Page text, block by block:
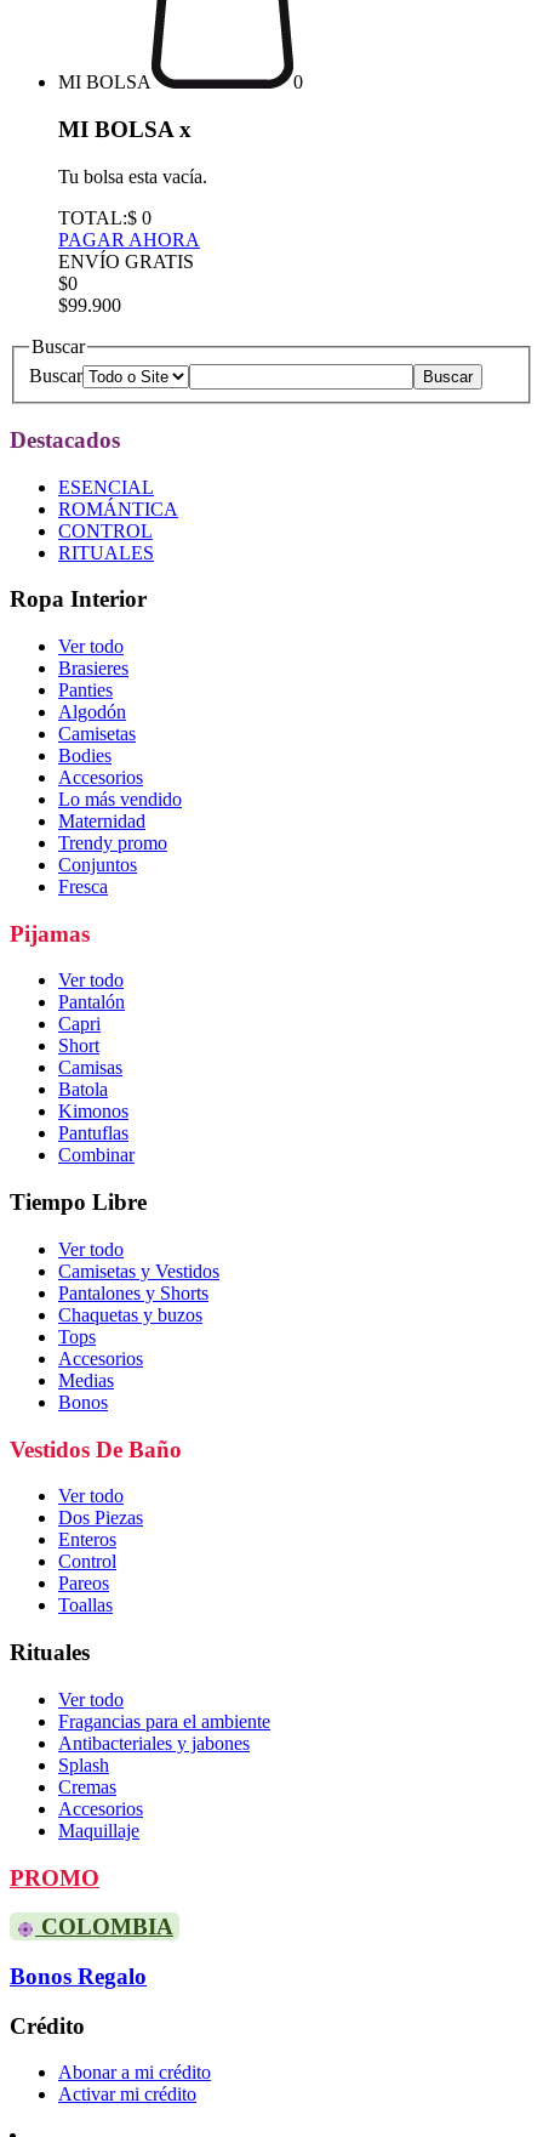
MI BOLSA 0
MI BOLSA x
Tu bolsa esta vacía.
TOTAL:$ 0
PAGAR AHORA
ENVÍO GRATIS
$0
$99.900
Buscar
Buscar
Destacados
ESENCIAL
ROMÁNTICA
CONTROL
RITUALES
Ropa Interior
Ver todo
Brasieres
Panties
Algodón
Camisetas
Bodies
Accesorios
Lo más vendido
Maternidad
Trendy promo
Conjuntos
Fresca
Pijamas
Ver todo
Pantalón
Capri
Short
Camisas
Batola
Kimonos
Pantuflas
Combinar
Tiempo Libre
Ver todo
Camisetas y Vestidos
Pantalones y Shorts
Chaquetas y buzos
Tops
Accesorios
Medias
Bonos
Vestidos De Baño
Ver todo
Dos Piezas
Enteros
Control
Pareos
Toallas
Rituales
Ver todo
Fragancias para el ambiente
Antibacteriales y jabones
Splash
Cremas
Accesorios
Maquillaje
PROMO
COLOMBIA
Bonos Regalo
Crédito
Abonar a mi crédito
Activar mi crédito